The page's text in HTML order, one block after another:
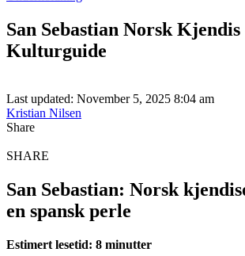
San Sebastian Norsk Kjendis
Kulturguide
Last updated: November 5, 2025 8:04 am
Kristian Nilsen
Share
SHARE
San Sebastian: Norsk
en spansk perle
Estimert lesetid: 8 minutter